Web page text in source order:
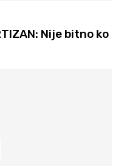
Nije bitno ko